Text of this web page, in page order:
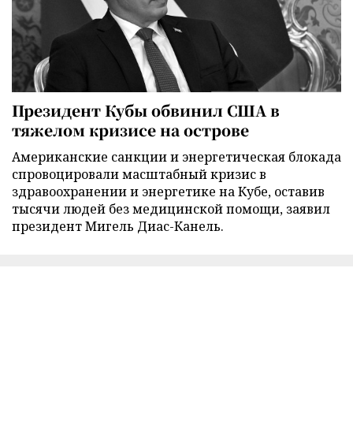
Президент Кубы обвинил США в
тяжелом кризисе на острове
Американские санкции и энергетическая блокада
спровоцировали масштабный кризис в
здравоохранении и энергетике на Кубе, оставив
тысячи людей без медицинской помощи, заявил
президент Мигель Диас-Канель.